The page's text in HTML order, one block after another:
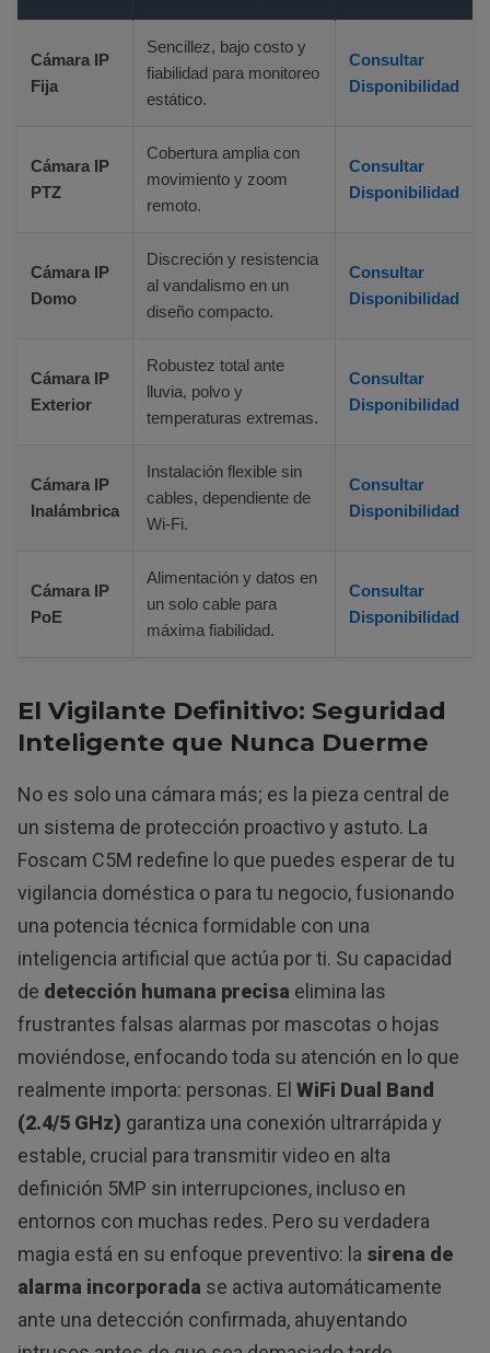
Cámara IP
Fija
Sencillez, bajo costo y
fiabilidad para monitoreo
estático.
Consultar
Disponibilidad
Cámara IP
PTZ
Cobertura amplia con
movimiento y zoom
remoto.
Consultar
Disponibilidad
Cámara IP
Domo
Discreción y resistencia
al vandalismo en un
diseño compacto.
Consultar
Disponibilidad
Cámara IP
Exterior
Robustez total ante
lluvia, polvo y
temperaturas extremas.
Consultar
Disponibilidad
Cámara IP
Inalámbrica
Instalación flexible sin
cables, dependiente de
Wi-Fi.
Consultar
Disponibilidad
Cámara IP
PoE
Alimentación y datos en
un solo cable para
máxima fiabilidad.
Consultar
Disponibilidad
El Vigilante Definitivo: Seguridad
Inteligente que Nunca Duerme
No es solo una cámara más; es la pieza central de
un sistema de protección proactivo y astuto. La
Foscam C5M redefine lo que puedes esperar de tu
vigilancia doméstica o para tu negocio, fusionando
una potencia técnica formidable con una
inteligencia artificial que actúa por ti. Su capacidad
de detección humana precisa elimina las
frustrantes falsas alarmas por mascotas o hojas
moviéndose, enfocando toda su atención en lo que
realmente importa: personas. El WiFi Dual Band
(2.4/5 GHz) garantiza una conexión ultrarrápida y
estable, crucial para transmitir video en alta
definición 5MP sin interrupciones, incluso en
entornos con muchas redes. Pero su verdadera
magia está en su enfoque preventivo: la sirena de
alarma incorporada se activa automáticamente
ante una detección confirmada, ahuyentando